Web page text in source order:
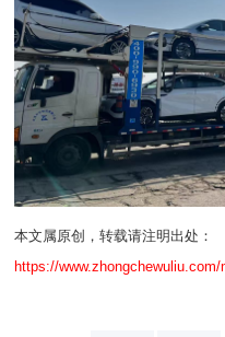
本文属原创，转载请注明出处：
https://www.zhongchewuliu.com/